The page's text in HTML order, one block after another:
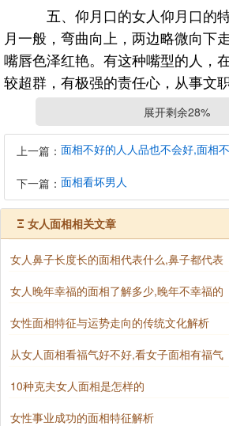
五、仰月口的女人仰月口的
月一般，弯曲向上，两边略微向下
嘴唇色泽红艳。有这种嘴型的人，
较超群，有极强的责任心，从事文
贵。这样的人年轻的时候就能够发
有很大的富贵。
六、鼻子高挺的女人女人的鼻
是个做少奶奶的命，且很有贵气，
很大的成就，但是鼻子高挺的女人
事业步步高升，能够促使自己的丈
向前追求梦想，这种女人旺夫，如
没结婚只是在恋爱期，那么就会催
势，是男友的运势变得
总的来说，在相术的世界里，
整齐、气质的端庄、眉宇间的神采
如何，最重要的还是个人的修养和
人一些启示，但决定一个人一生命
展开剩余28%
上一篇：
下一篇： 面相看坏男人
Ξ 女人面相相关文章
女人鼻子长度长的面相代表什么,鼻子都代表
女人晚年幸福的面相了解多少,晚年不幸福的
女性面相特征与运势走向的传统文化解析
从女人面相看福气好不好,看女子面相有福气
10种克夫女人面相是怎样的
女性事业成功的面相特征解析